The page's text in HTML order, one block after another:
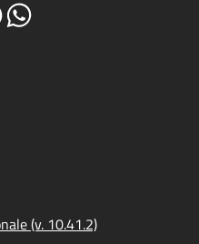
(v. 10.41.2)